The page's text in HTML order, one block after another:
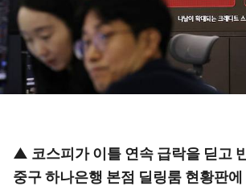
▲ 코스피가 이틀 연속 급락을 딛고
중구 하나은행 본점 딜링룸 현황판